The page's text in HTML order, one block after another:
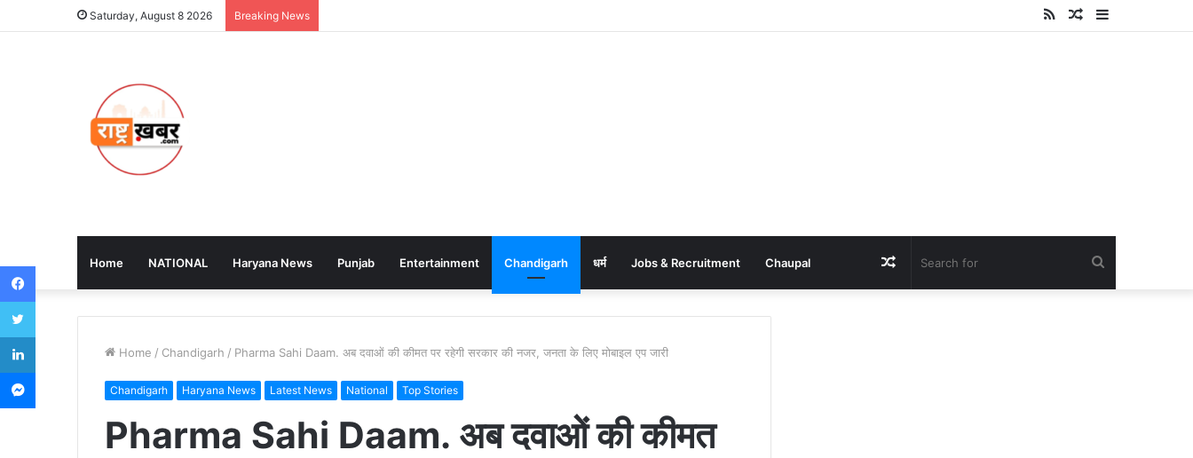
Saturday, August 8 2026 Breaking News
Random
RSS
Home NATIONAL Haryana News Punjab Entertainment Chandigarh धर्म Jobs & Recruitment Chaupal Random
Home / Chandigarh / Pharma Sahi Daam. अब दवाओं की कीमत पर रहेगी सरकार की नजर, जनता के लिए मोबाइल एप जारी
Chandigarh Haryana News Latest News National Top Stories
Pharma Sahi Daam. अब दवाओं की कीमत